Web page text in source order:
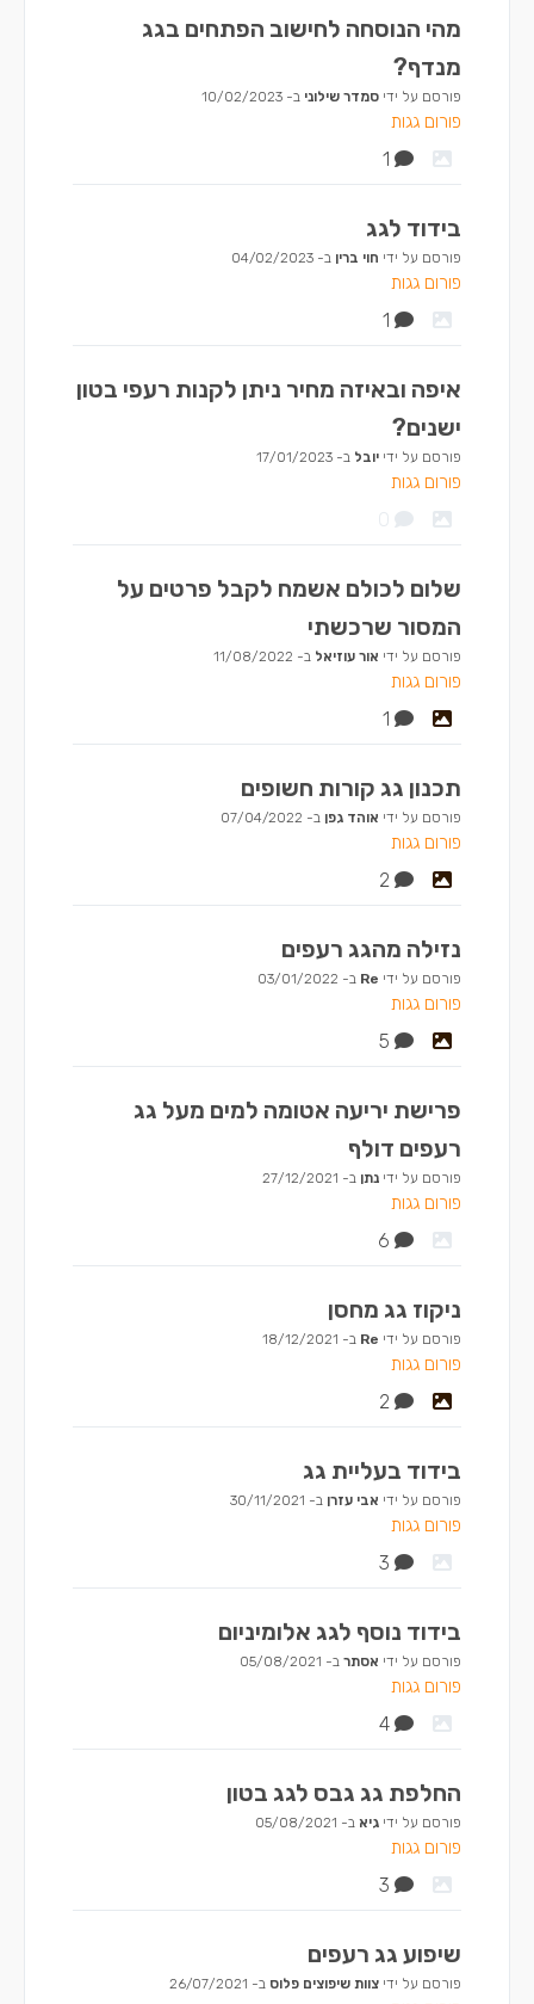
מהי הנוסחה לחישוב הפתחים בגג
מנדף?
פורסם על ידי סמדר שילוני ב- 10/02/2023
פורום גגות
1
בידוד לגג
פורסם על ידי חוי ברין ב- 04/02/2023
פורום גגות
1
איפה ובאיזה מחיר ניתן לקנות רעפי בטון
ישנים?
פורסם על ידי יובל ב- 17/01/2023
פורום גגות
0
שלום לכולם אשמח לקבל פרטים על
המסור שרכשתי
פורסם על ידי אור עוזיאל ב- 11/08/2022
פורום גגות
1
תכנון גג קורות חשופים
פורסם על ידי אוהד גפן ב- 07/04/2022
פורום גגות
2
נזילה מהגג רעפים
פורסם על ידי Re ב- 03/01/2022
פורום גגות
5
פרישת יריעה אטומה למים מעל גג
רעפים דולף
פורסם על ידי נתן ב- 27/12/2021
פורום גגות
6
ניקוז גג מחסן
פורסם על ידי Re ב- 18/12/2021
פורום גגות
2
בידוד בעליית גג
פורסם על ידי אבי עזרן ב- 30/11/2021
פורום גגות
3
בידוד נוסף לגג אלומיניום
פורסם על ידי אסתר ב- 05/08/2021
פורום גגות
4
החלפת גג גבס לגג בטון
פורסם על ידי גיא ב- 05/08/2021
פורום גגות
3
שיפוע גג רעפים
פורסם על ידי צוות שיפוצים פלוס ב- 26/07/2021